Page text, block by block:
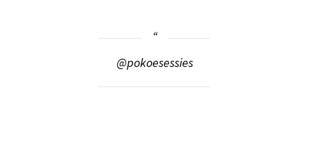
@pokoesessies